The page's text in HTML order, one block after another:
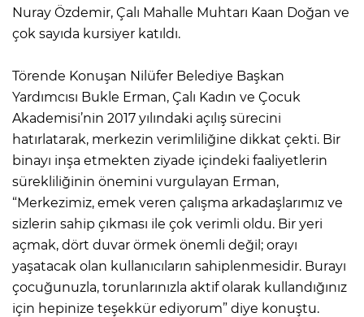
Nuray Özdemir, Çalı Mahalle Muhtarı Kaan Doğan ve
çok sayıda kursiyer katıldı.
Törende Konuşan Nilüfer Belediye Başkan
Yardımcısı Bukle Erman, Çalı Kadın ve Çocuk
Akademisi’nin 2017 yılındaki açılış sürecini
hatırlatarak, merkezin verimliliğine dikkat çekti. Bir
binayı inşa etmekten ziyade içindeki faaliyetlerin
sürekliliğinin önemini vurgulayan Erman,
“Merkezimiz, emek veren çalışma arkadaşlarımız ve
sizlerin sahip çıkması ile çok verimli oldu. Bir yeri
açmak, dört duvar örmek önemli değil; orayı
yaşatacak olan kullanıcıların sahiplenmesidir. Burayı
çocuğunuzla, torunlarınızla aktif olarak kullandığınız
için hepinize teşekkür ediyorum” diye konuştu.